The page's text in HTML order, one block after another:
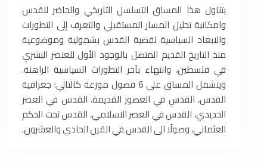
يتناول هذا المساق التسلسل التاريخي والحاضر للقدس
وامكانية تحليل المسار المستقبلي والتعرف إلى التطورات
والابعاد السياسية لقضية القدس بشمولية وموضوعية
منذ التاريخ القديم المتصل بالوجود الأول للعنصر البشري
في فلسطين، وانتهاء بآخر التطورات السياسية الراهنة.
ويتشمل المساق على 6 فصول موزعة كالتالي: جغرافية
القدس، القدس في العصور القديمة، القدس في العصر
الحديدي، القدس في العصر الاسلامي، القدس تحت الحكم
العثماني، وصولًا الى القدس في القرن الحادي والعشرون.